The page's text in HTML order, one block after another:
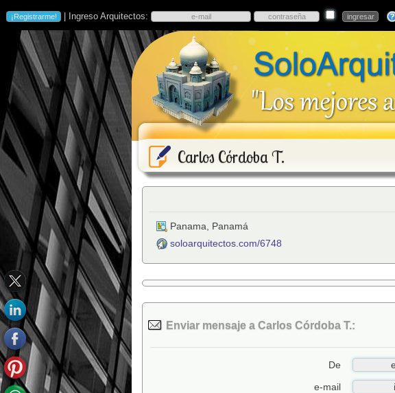
| Ingreso Arquitectos:
Carlos Córdoba T.
Panama
Panamá
soloarquitectos.com/6748
Enviar mensaje a Carlos Córdoba T.:
De
e-mail